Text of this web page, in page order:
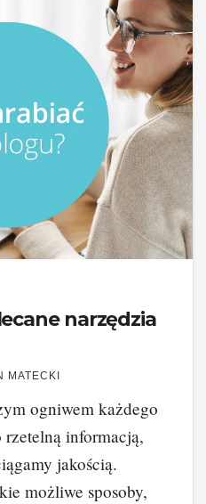
narzędzia
MATECKI
ogniwem każdego
informacją,
jakością.
możliwe sposoby,